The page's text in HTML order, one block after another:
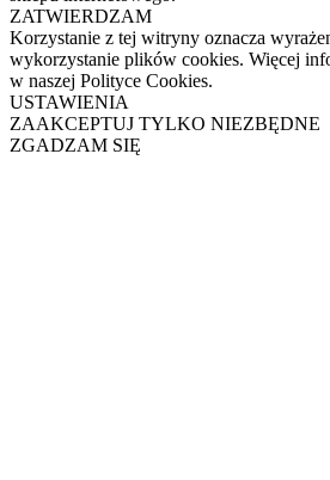
ZATWIERDZAM
Korzystanie z tej witryny oznacza
wykorzystanie plików cookies. Więcej
w naszej Polityce Cookies.
USTAWIENIA
ZAAKCEPTUJ TYLKO NIEZBĘDNE
ZGADZAM SIĘ